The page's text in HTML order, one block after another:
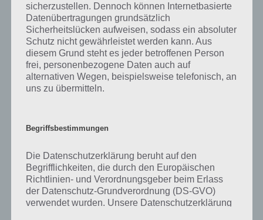
Zu Dressing haben wir zunächst keine weiteren Informationen parat!
Auf WhatsApp teilen Teilen auf Facebook
Mehr Artikel hier auf Touchportal
sicherzustellen. Dennoch können Internetbasierte
Datenübertragungen grundsätzlich
Sicherheitslücken aufweisen, sodass ein absoluter
Schutz nicht gewährleistet werden kann. Aus
diesem Grund steht es jeder betroffenen Person
frei, personenbezogene Daten auch auf
alternativen Wegen, beispielsweise telefonisch, an
uns zu übermitteln.
Begriffsbestimmungen
Die Datenschutzerklärung beruht auf den
Begrifflichkeiten, die durch den Europäischen
Richtlinien- und Verordnungsgeber beim Erlass
der Datenschutz-Grundverordnung (DS-GVO)
verwendet wurden. Unsere Datenschutzerklärung